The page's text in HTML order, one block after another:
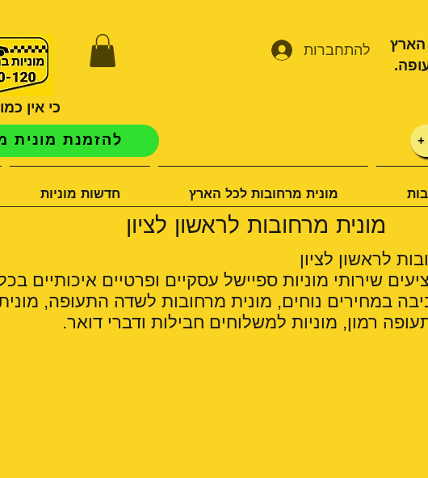
להתחברות
כי אין
הארץ
+ להזמנת מונית
מונית מרחובות לכל הארץ חדשות מוניות
מונית מרחובות לראשון לציון
לראשון לציון
שירותי מוניות ספיישל עסקיים ופרטיים איכותיים
במחירים נוחים, מונית מרחובות לשדה התעופה,
רמון, מוניות למשלוחים חבילות ודברי דואר.